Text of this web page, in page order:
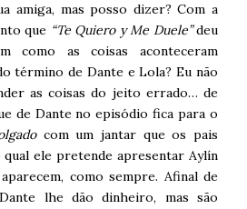
amiga, mas posso dizer? Com a
que “Te Quiero y Me Duele”deu
como as coisas aconteceram
término de Dante e Lola? Eu não
as coisas do jeito errado… de
de Dante no episódio fica para o
com um jantar que os pais
qual ele pretende apresentar Aylín
como sempre. Afinal de
lhe dão dinheiro, mas são